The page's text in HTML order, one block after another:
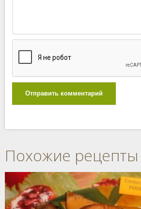
Отправить комментарий
Похожие рецепты